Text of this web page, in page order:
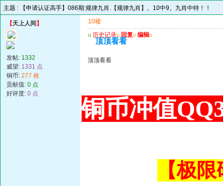
主题 : 【申请认证高手】086期:规律九肖.【规律九肖】。10中9。九肖中特！！
【天上人间 】
发帖: 1332
威望: 1331 点
铜币: 277 枚
贡献值: 0 点
好评度: 0 点
10楼
u 历史记录u 回复u 编辑u
顶顶看看
顶顶看看
铜币冲值
【极